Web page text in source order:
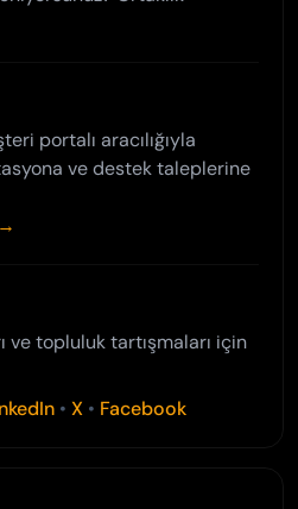
portalı aracılığıyla
ve destek taleplerine
ve topluluk tartışmaları için
• X • Facebook